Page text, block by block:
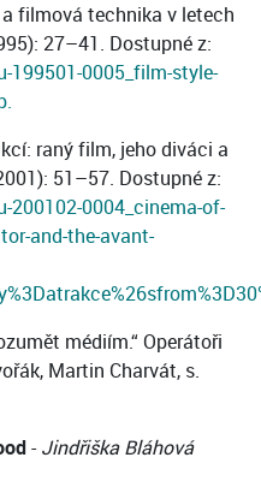
filmová technika v letech
27–41. Dostupné z:
0005_film-style-
raný film, jeho diváci a
51–57. Dostupné z:
0004_cinema-of-
and-the-avant-
médiím.“ Operátoři
Martin Charvát, s.
-Jindřiška Bláhová